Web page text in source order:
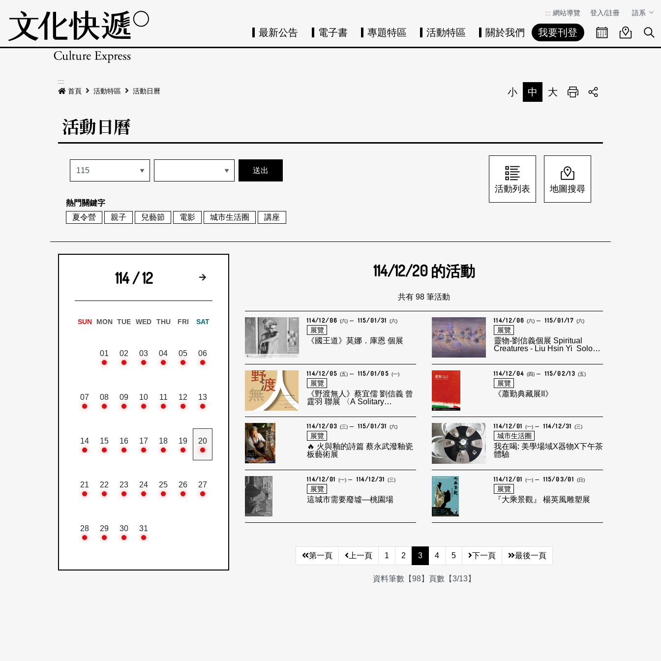
::: 網站導覽 登入/註冊 語系
最新公告 電子書 專題特區 活動特區 關於我們 我要刊登 活動日曆活動地圖展
:::
首頁
活動特區 活動日曆 小 中 大 列印
活動日曆
熱門關鍵字
夏令營
親子 兒藝節 電影 城市生活圈 講座
活動列表 地圖搜尋
114 / 12 下個月
SUN MON TUE WED THU FRI SAT
01 02 03 04 05 06
07 08 09 10 11 12 13
14 15 16 17 18 19 20
21 22 23 24 25 26 27
28 29 30 31
114/12/20 的活動
共有 98 筆活動
114/12/06 (六) 115/01/31 (六)
展覽
《國王道》莫娜．庫恩 個展
114/12/06 (六) 115/01/17 (六)
展覽
靈物-劉信義個展 Spiritual
Creatures - Liu Hsin Yi Solo
114/12/05 (五) 115/01/05 (一)
展覽
《野渡無人》蔡宜儒 劉信義 曾
霆羽 聯展 〈A Solitary
Yi, Tseng Ting Yu Exhibition
114/12/04 (四) 115/02/13 (五)
展覽
《蕭勤典藏展II》
114/12/03 (三) 115/01/31 (六)
展覽
🔥 火與釉的詩篇 蔡永武潑釉瓷
板藝術展
114/12/01 (一) 114/12/31 (三)
城市生活圈
我在喝: 美學場域X器物X下午茶
體驗
114/12/01 (一) 114/12/31 (三)
展覽
這城市需要廢墟—桃園場
114/12/01 (一) 115/03/01 (日)
展覽
『大乘景觀』 楊英風雕塑展
第一頁 上一頁 1 2 3 4 5 下一頁 最後一頁
資料筆數【98】頁數【3/13】